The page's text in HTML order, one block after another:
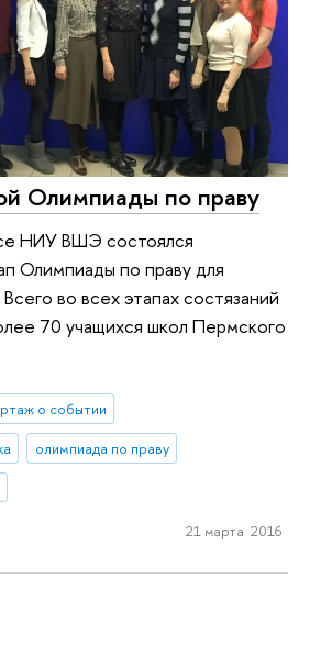
Олимпиады по праву
НИУ ВШЭ состоялся
Олимпиады по праву для
во всех этапах состязаний
70 учащихся школ Пермского
о событии
олимпиада по праву
21 марта 2016